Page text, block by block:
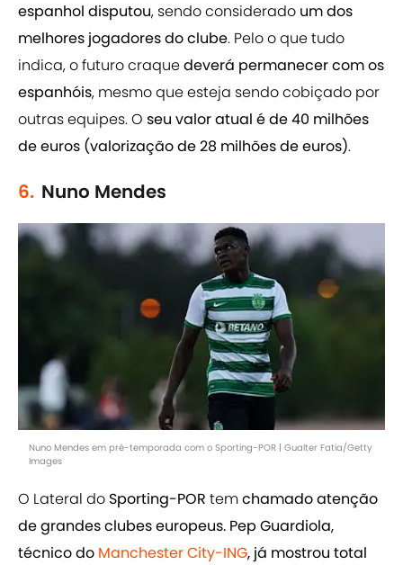
espanhol disputou, sendo considerado um dos
melhores jogadores do clube. Pelo o que tudo
indica, o futuro craquedeverá permanecer com os
espanhóis, mesmo que esteja sendo cobiçado por
outras equipes. O seu valor atual é de 40 milhões
de euros (valorização de 28 milhões de euros).
6. Nuno Mendes
Nuno Mendes em pré-temporada com o Sporting-POR | Gualter Fatia/Getty
Images
O Lateral do Sporting-POR temchamado atenção
de grandes clubes europeus. Pep Guardiola,
técnico do Manchester City-ING, já mostrou total